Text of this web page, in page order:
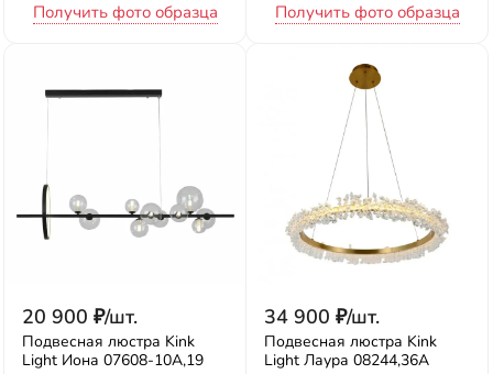
Получить фото образца Получить фото образца
20 900 ₽/шт.
Подвесная люстра Kink
Light Иона 07608-10A,19
34 900 ₽/шт.
Подвесная люстра Kink
Light Лаура 08244,36A